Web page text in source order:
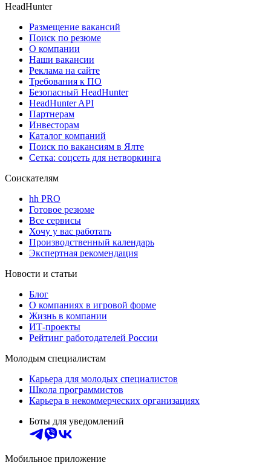
HeadHunter
Размещение вакансий
Поиск по резюме
О компании
Наши вакансии
Реклама на сайте
Требования к ПО
Безопасный HeadHunter
HeadHunter API
Партнерам
Инвесторам
Каталог компаний
Поиск по вакансиям в Ялте
Сетка: соцсеть для нетворкинга
Соискателям
hh PRO
Готовое резюме
Все сервисы
Хочу у вас работать
Производственный календарь
Экспертная рекомендация
Новости и статьи
Блог
О компаниях в игровой форме
Жизнь в компании
ИТ-проекты
Рейтинг работодателей России
Молодым специалистам
Карьера для молодых специалистов
Школа программистов
Карьера в некоммерческих организациях
Боты для уведомлений
Мобильное приложение